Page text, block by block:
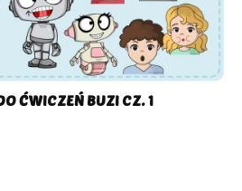
ĆWICZEŃ BUZI CZ. 1